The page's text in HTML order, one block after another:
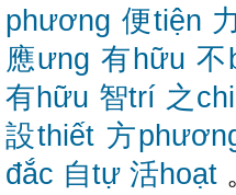
phương 便tiện
應ưng 有hữu 不
有hữu 智trí 之chi
設thiết 方
đắc 自tự 活hoạt